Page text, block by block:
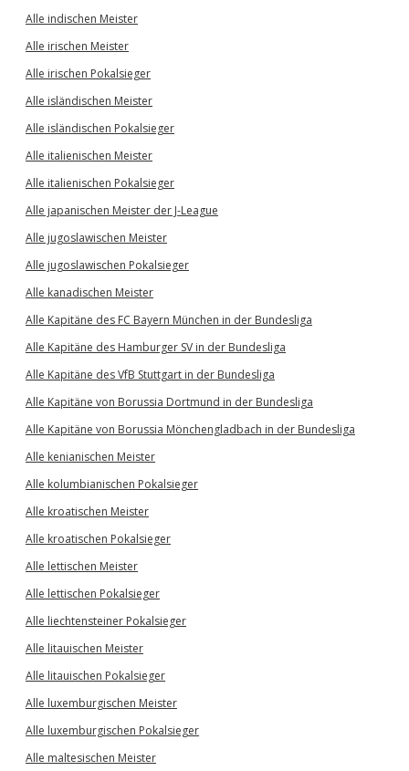
Alle indischen Meister
Alle irischen Meister
Alle irischen Pokalsieger
Alle isländischen Meister
Alle isländischen Pokalsieger
Alle italienischen Meister
Alle italienischen Pokalsieger
Alle japanischen Meister der J-League
Alle jugoslawischen Meister
Alle jugoslawischen Pokalsieger
Alle kanadischen Meister
Alle Kapitäne des FC Bayern München in der Bundesliga
Alle Kapitäne des Hamburger SV in der Bundesliga
Alle Kapitäne des VfB Stuttgart in der Bundesliga
Alle Kapitäne von Borussia Dortmund in der Bundesliga
Alle Kapitäne von Borussia Mönchengladbach in der Bundesliga
Alle kenianischen Meister
Alle kolumbianischen Pokalsieger
Alle kroatischen Meister
Alle kroatischen Pokalsieger
Alle lettischen Meister
Alle lettischen Pokalsieger
Alle liechtensteiner Pokalsieger
Alle litauischen Meister
Alle litauischen Pokalsieger
Alle luxemburgischen Meister
Alle luxemburgischen Pokalsieger
Alle maltesischen Meister